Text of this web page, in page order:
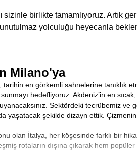
sizinle birlikte tamamlıyoruz. Artık
yolculuğu heyecanla
Milano'ya
en görkemli sahnelerine tanıklık
hedefliyoruz. Akdeniz’in en
Sektördeki tecrübemiz ve
yaşatacak şekilde dizayn ettik.
olan İtalya, her köşesinde farklı bir
rotaların dışına çıkarak hem